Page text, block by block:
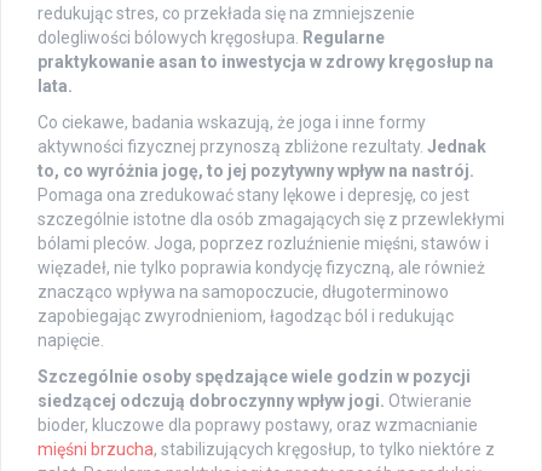
redukując stres, co przekłada się na zmniejszenie
dolegliwości bólowych kręgosłupa.
Regularne
praktykowanie asan to inwestycja w zdrowy kręgosłup na
lata.
Co ciekawe, badania wskazują, że joga i inne formy
aktywności fizycznej przynoszą zbliżone rezultaty. Jednak
to, co wyróżnia jogę, to jej pozytywny wpływ na nastrój.
Pomaga ona zredukować stany lękowe i depresję, co jest
szczególnie istotne dla osób zmagających się z przewlekłymi
bólami pleców. Joga, poprzez rozluźnienie mięśni, stawów i
więzadeł, nie tylko poprawia kondycję fizyczną, ale również
znacząco wpływa na samopoczucie, długoterminowo
zapobiegając zwyrodnieniom, łagodząc ból i redukując
napięcie.
Szczególnie osoby spędzające wiele godzin w pozycji
siedzącej odczują dobroczynny wpływ jogi. Otwieranie
bioder, kluczowe dla poprawy postawy, oraz wzmacnianie
mięśni brzucha, stabilizujących kręgosłup, to tylko niektóre z